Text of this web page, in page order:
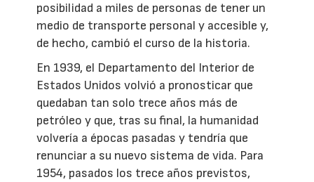
posibilidad a miles de personas de tener un
medio de transporte personal y accesible y,
de hecho, cambió el curso de la historia.
En 1939, el Departamento del Interior de
Estados Unidos volvió a pronosticar que
quedaban tan solo trece años más de
petróleo y que, tras su final, la humanidad
volvería a épocas pasadas y tendría que
renunciar a su nuevo sistema de vida. Para
1954, pasados los trece años previstos,